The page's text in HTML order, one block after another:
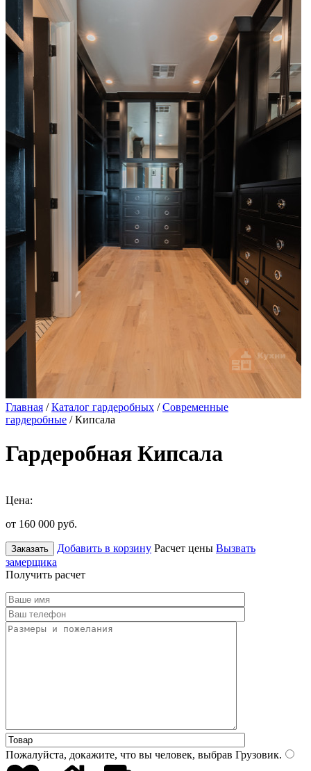
Главная /Каталог гардеробных /Современные
гардеробные / Кипсала
Гардеробная Кипсала
Цена:
от 160 000 руб.
Заказать Добавить в корзину Расчет цены Вызвать
замерщика
Получить расчет
Пожалуйста, докажите, что вы человек, выбрав Грузовик.